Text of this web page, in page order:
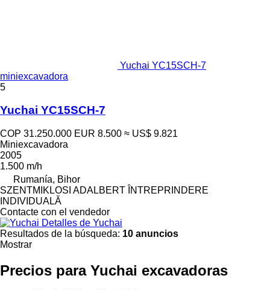
Yuchai YC15SCH-7
miniexcavadora
5
Yuchai YC15SCH-7
COP 31.250.000 EUR 8.500 ≈ US$ 9.821
Miniexcavadora
2005
1.500 m/h
Rumanía, Bihor
SZENTMIKLOSI ADALBERT ÎNTREPRINDERE
INDIVIDUALĂ
Contacte con el vendedor
Detalles de Yuchai
Resultados de la búsqueda: 10 anuncios
Mostrar
Precios para Yuchai excavadoras